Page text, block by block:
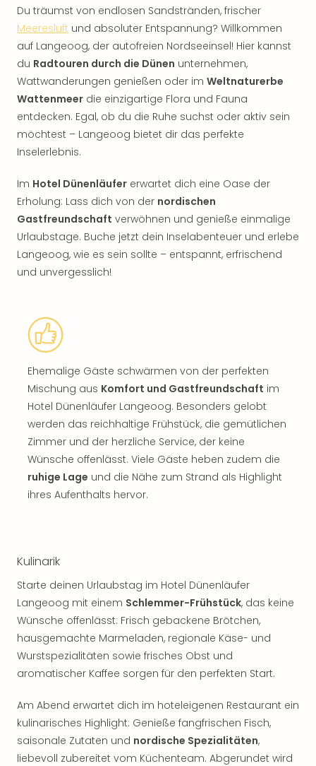
Du träumst von endlosen Sandstränden, frischer
Meeresluft und absoluter Entspannung? Willkommen
auf Langeoog, der autofreien Nordseeinsel! Hier kannst
du Radtouren durch die Dünen unternehmen,
Wattwanderungen genießen oder im Weltnaturerbe
Wattenmeer die einzigartige Flora und Fauna
entdecken. Egal, ob du die Ruhe suchst oder aktiv sein
möchtest – Langeoog bietet dir das perfekte
Inselerlebnis.
Im Hotel Dünenläufer erwartet dich eine Oase der
Erholung: Lass dich von der nordischen
Gastfreundschaft verwöhnen und genieße einmalige
Urlaubstage. Buche jetzt dein Inselabenteuer und erlebe
Langeoog, wie es sein sollte – entspannt, erfrischend
und unvergesslich!
Ehemalige Gäste schwärmen von der perfekten
Mischung aus Komfort und Gastfreundschaft im
Hotel Dünenläufer Langeoog. Besonders gelobt
werden das reichhaltige Frühstück, die gemütlichen
Zimmer und der herzliche Service, der keine
Wünsche offenlässt. Viele Gäste heben zudem die
ruhige Lage und die Nähe zum Strand als Highlight
ihres Aufenthalts hervor.
Kulinarik
Starte deinen Urlaubstag im Hotel Dünenläufer
Langeoog mit einem Schlemmer-Frühstück, das keine
Wünsche offenlässt: Frisch gebackene Brötchen,
hausgemachte Marmeladen, regionale Käse- und
Wurstspezialitäten sowie frisches Obst und
aromatischer Kaffee sorgen für den perfekten Start.
Am Abend erwartet dich im hoteleigenen Restaurant ein
kulinarisches Highlight: Genieße fangfrischen Fisch,
saisonale Zutaten und nordische Spezialitäten,
liebevoll zubereitet vom Küchenteam. Abgerundet wird